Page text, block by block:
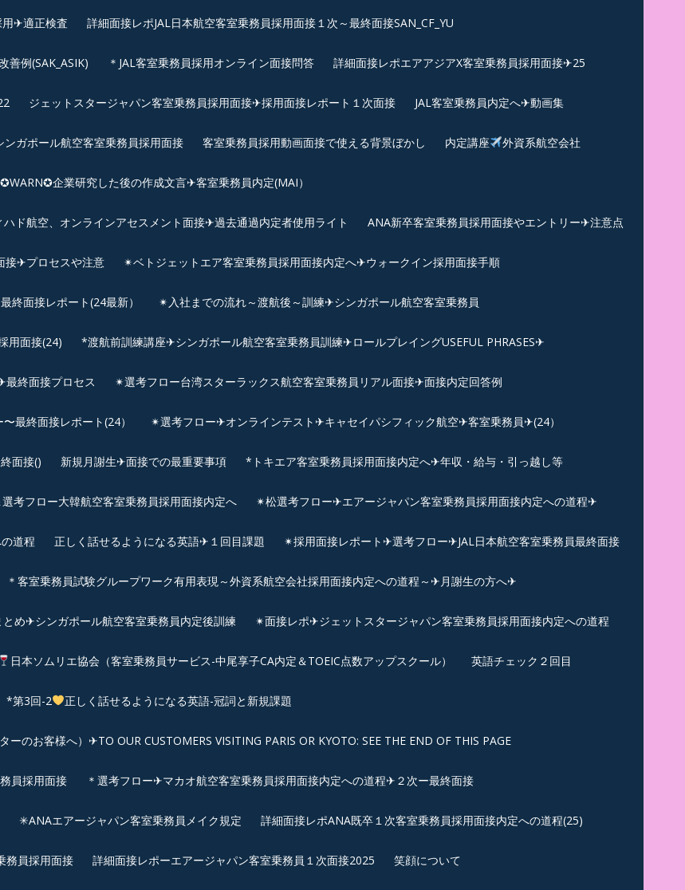
用✈適正検査 詳細面接レポJAL日本航空客室乗務員採用面接１次～最終面接SAN_CF_YU
例(SAK_ASIK) ＊JAL客室乗務員採用オンライン面接問答 詳細面接レポエアアジアX客室乗務員採用面接✈25
ジェットスタージャパン客室乗務員採用面接✈採用面接レポート１次面接 JAL客室乗務員内定へ✈動画集
ガポール航空客室乗務員採用面接 客室乗務員採用動画面接で使える背景ぼかし 内定講座 外資系航空会社
✪WARN✪企業研究した後の作成文言✈客室乗務員内定(MAI）
ド航空、オンラインアセスメント面接✈︎過去通過内定者使用ライト ANA新卒客室乗務員採用面接やエントリー✈注意点
接✈プロセスや注意 ✴︎ベトジェットエア客室乗務員採用面接内定へ✈︎ウォークイン採用面接手順
終面接レポート(24最新） ✴︎入社までの流れ～渡航後～訓練✈シンガポール航空客室乗務員
用面接(24) *渡航前訓練講座✈シンガポール航空客室乗務員訓練✈ロールプレイングUSEFUL PHRASES✈
最終面接プロセス ✴︎選考フロー台湾スターラックス航空客室乗務員リアル面接✈︎面接内定回答例
最終面接レポート(24） ✴︎選考フロー✈オンラインテスト✈キャセイパシフィック航空✈︎客室乗務員✈(24）
面接() 新規月謝生✈面接での最重要事項 *トキエア客室乗務員採用面接内定へ✈年収・給与・引っ越し等
考フロー大韓航空客室乗務員採用面接内定へ ✴︎松選考フロー✈︎エアージャパン客室乗務員採用面接内定への道程✈︎
道程 正しく話せるようになる英語✈１回目課題 ✴︎採用面接レポート✈︎選考フロー✈︎JAL日本航空客室乗務員最終面接
＊客室乗務員試験グループワーク有用表現～外資系航空会社採用面接内定への道程～✈月謝生の方へ✈
め✈シンガポール航空客室乗務員内定後訓練 ✴︎面接レポ✈ジェットスタージャパン客室乗務員採用面接内定への道程
日本ソムリエ協会（客室乗務員サービス-中尾享子CA内定＆TOEIC点数アップスクール） 英語チェック２回目
*第3回-2 正しく話せるようになる英語-冠詞と新規課題
のお客様へ）✈TO OUR CUSTOMERS VISITING PARIS OR KYOTO: SEE THE END OF THIS PAGE
員採用面接 ＊選考フロー✈マカオ航空客室乗務員採用面接内定への道程✈２次ー最終面接
✳︎ANAエアージャパン客室乗務員メイク規定 詳細面接レポANA既卒１次客室乗務員採用面接内定への道程(25)
務員採用面接 詳細面接レポーエアージャパン客室乗務員１次面接2025 笑顔について